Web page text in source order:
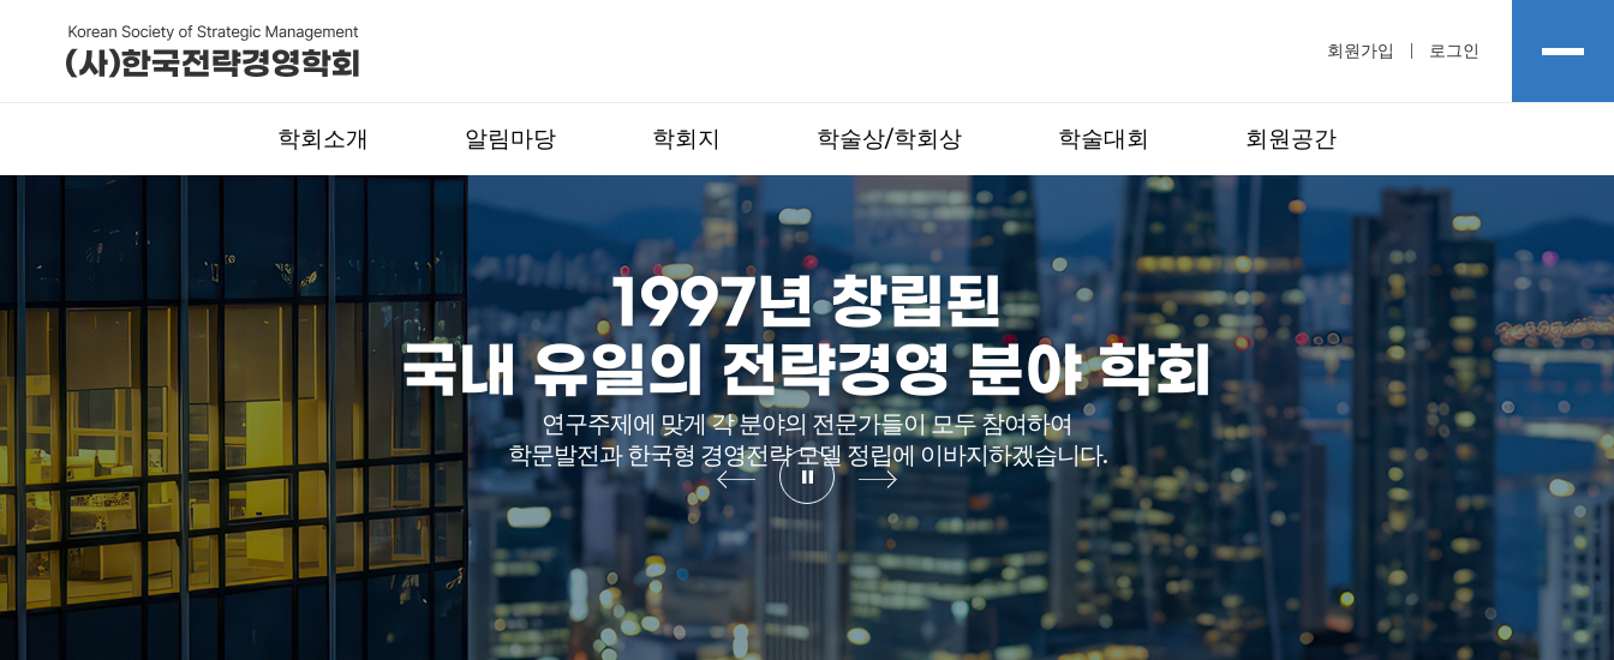
회원가입 로그인
학회소개 알림마당 학회지 학술상/학회상 학술대회 회원공간
1997년 창립된
국내 유일의 전략경영 분야 학회
연구주제에 맞게 각 분야의 전문가들이 모두 참여하여
학문발전과 한국형 경영전략 모델 정립에 이바지하겠습니다.